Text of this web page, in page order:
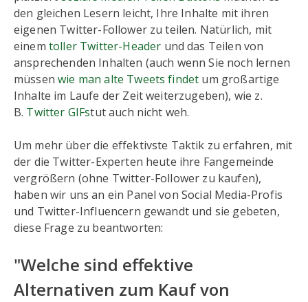
den gleichen Lesern leicht, Ihre Inhalte mit ihren
eigenen Twitter-Follower zu teilen. Natürlich, mit
einem toller Twitter-Header und das Teilen von
ansprechenden Inhalten (auch wenn Sie noch lernen
müssenwie man alte Tweets findet um großartige
Inhalte im Laufe der Zeit weiterzugeben), wie z.
B. Twitter GIFstut auch nicht weh.
Um mehr über die effektivste Taktik zu erfahren, mit
der die Twitter-Experten heute ihre Fangemeinde
vergrößern (ohne Twitter-Follower zu kaufen),
haben wir uns an ein Panel von Social Media-Profis
und Twitter-Influencern gewandt und sie gebeten,
diese Frage zu beantworten:
"Welche sind effektive
Alternativen zum Kauf von